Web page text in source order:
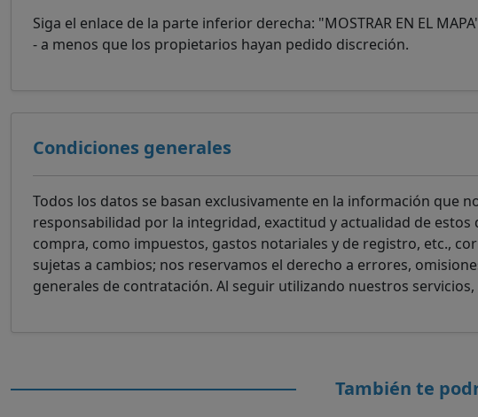
Siga el enlace de la parte inferior derecha: "MOSTRAR EN EL
- a menos que los propietarios hayan pedido discreción.
Condiciones generales
Todos los datos se basan exclusivamente en la información que
responsabilidad por la integridad, exactitud y actualidad de
compra, como impuestos, gastos notariales y de registro, etc.,
sujetas a cambios; nos reservamos el derecho a errores,
generales de contratación. Al seguir utilizando nuestros
También te